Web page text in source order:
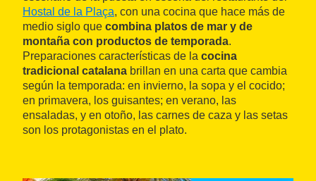
Hostal de la Plaça, con una cocina que hace más de
medio siglo que combina platos de mar y de
montaña con productos de temporada.
Preparaciones características de la cocina
tradicional catalana brillan en una carta que cambia
según la temporada: en invierno, la sopa y el cocido;
en primavera, los guisantes; en verano, las
ensaladas, y en otoño, las carnes de caza y las setas
son los protagonistas en el plato.